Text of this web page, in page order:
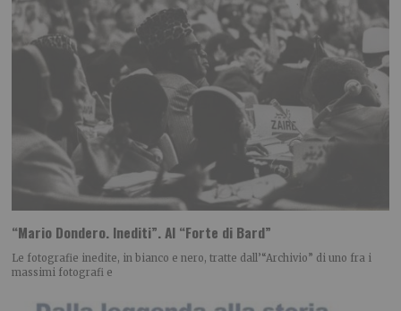
“Mario Dondero. Inediti”. Al “Forte di Bard”
Le fotografie inedite, in bianco e nero, tratte dall’“Archivio” di uno fra i
massimi fotografi e